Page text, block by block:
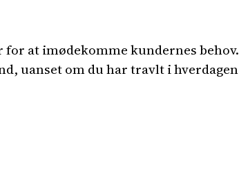
for at imødekomme kundernes behov.
uanset om du har travlt i hverdagen